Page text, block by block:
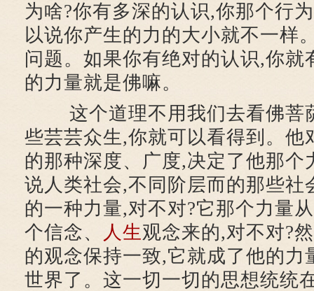
为啥?你有多深的认识,你那个行
以说你产生的力的大小就不一样
问题。如果你有绝对的认识,你就
的力量就是佛嘛。
这个道理不用我们去看佛菩
些芸芸众生,你就可以看得到。他
的那种深度、广度,决定了他那个
说人类社会,不同阶层而的那些社
的一种力量,对不对?它那个力量
个信念、
人生观念来的,对不对?
的观念保持一致,它就成了他的力
世界了。这一切一切的思想统统